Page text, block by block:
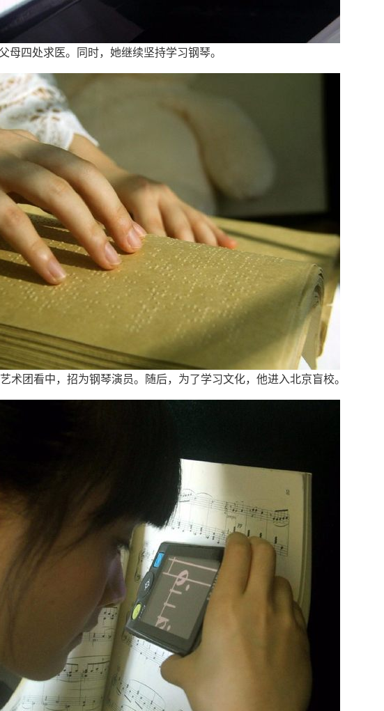
母四处求医。同时，她继续坚持学习钢琴。
术团看中，招为钢琴演员。随后，为了学习文化，他进入北京盲校。